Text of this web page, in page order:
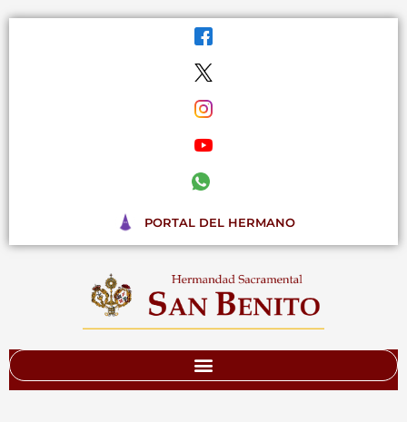
PORTAL DEL HERMANO